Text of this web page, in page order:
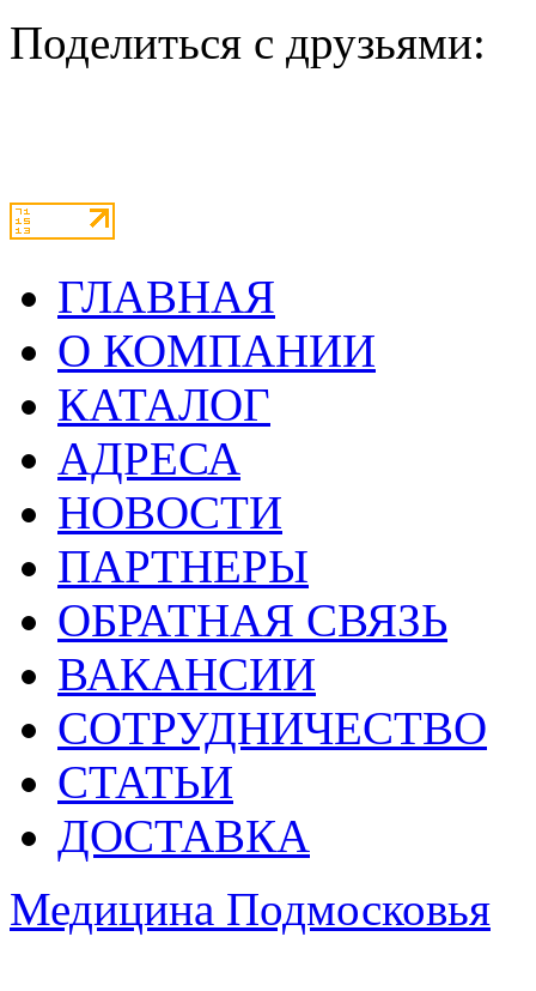
Поделиться с друзьями:
ГЛАВНАЯ
О КОМПАНИИ
КАТАЛОГ
АДРЕСА
НОВОСТИ
ПАРТНЕРЫ
ОБРАТНАЯ СВЯЗЬ
ВАКАНСИИ
СОТРУДНИЧЕСТВО
СТАТЬИ
ДОСТАВКА
Медицина Подмосковья